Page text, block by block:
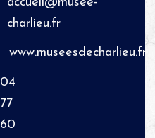
charlieu.fr
www.museesdecharlieu.fr
04
77
60